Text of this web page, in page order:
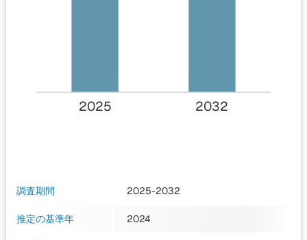
2025 2032
調査期間 2025-2032
推定の基準年 2024